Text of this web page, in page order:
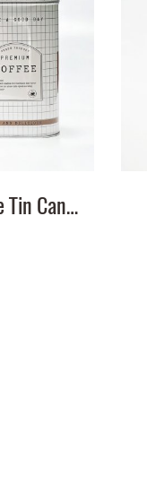
Set of 2 Capsule Tin Canister